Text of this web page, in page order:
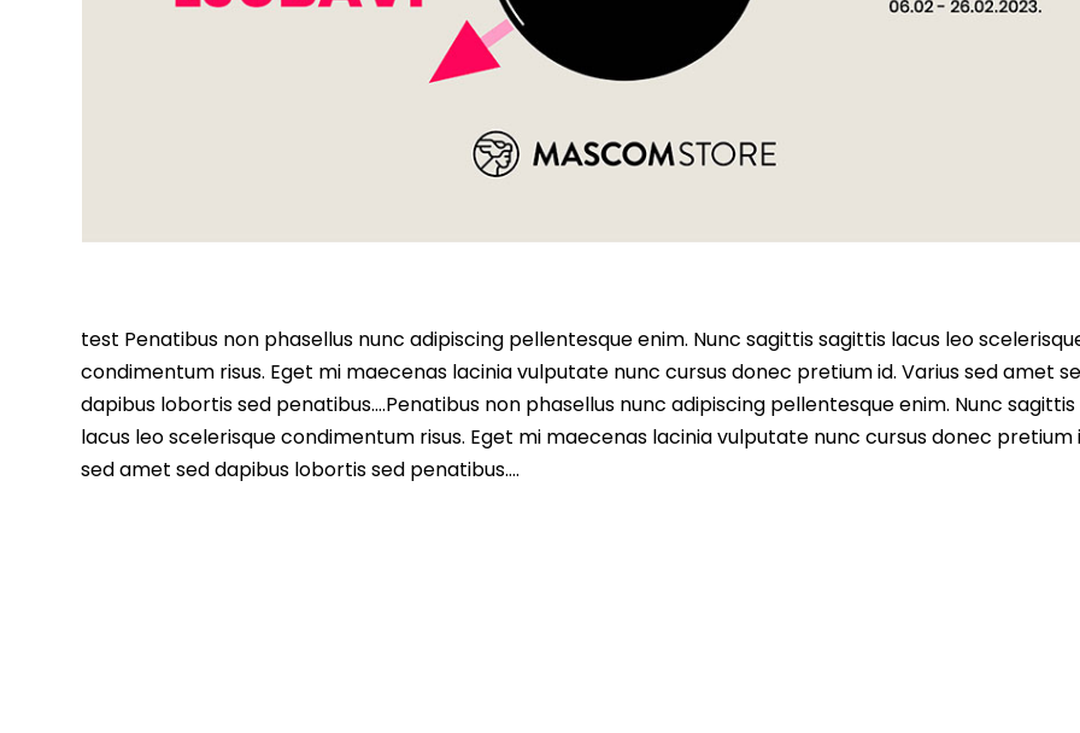
test Penatibus non phasellus nunc adipiscing pellentesque enim. Nunc sagittis sagittis lacus leo
condimentum risus. Eget mi maecenas lacinia vulputate nunc cursus donec pretium id. Varius sed amet
dapibus lobortis sed penatibus….Penatibus non phasellus nunc adipiscing pellentesque enim. Nunc
lacus leo scelerisque condimentum risus. Eget mi maecenas lacinia vulputate nunc cursus donec pretium
sed amet sed dapibus lobortis sed penatibus….